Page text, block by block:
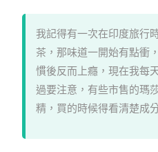
我記得有一次在印度旅行
茶，那味道一開始有點衝
慣後反而上癮，現在我每
過要注意，有些市售的瑪
精，買的時候得看清楚成